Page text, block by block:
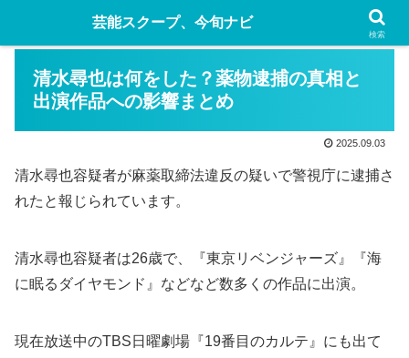
清水尋也は何をした？薬物逮捕の真相と
出演作品への影響まとめ
2025.09.03
清水尋也容疑者が麻薬取締法違反の疑いで警視庁に逮捕さ
れたと報じられています。
清水尋也容疑者は26歳で、『東京リベンジャーズ』『海
に眠るダイヤモンド』などなど数多くの作品に出演。
現在放送中のTBS日曜劇場『19番目のカルテ』にも出て
芸能スクープ、今旬ナビ
検索